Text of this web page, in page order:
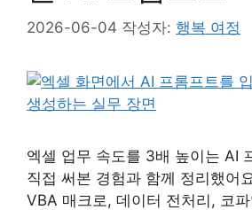
2026-06-04 작성자: 행복 여정
엑셀 업무 속도를 3배 높이는 AI
직접 써본 경험과 함께 정리했어
VBA 매크로, 데이터 전처리, 코